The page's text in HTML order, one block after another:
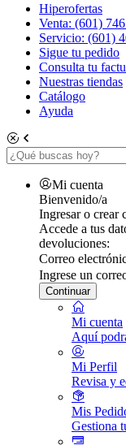
Hiperofertas
Venta: (601)
Servicio: (601)
Sigue tu pedido
Consulta tu
Nuestras tiendas
Catálogo
Ayuda
Mi cuenta
Bienvenido/a
Ingresar o crear
Accede a tus
devoluciones:
Correo
Ingrese un
Continuar
Mi cuenta
Aquí
Mi Perfil
Revisa y
Mis
Gestiona